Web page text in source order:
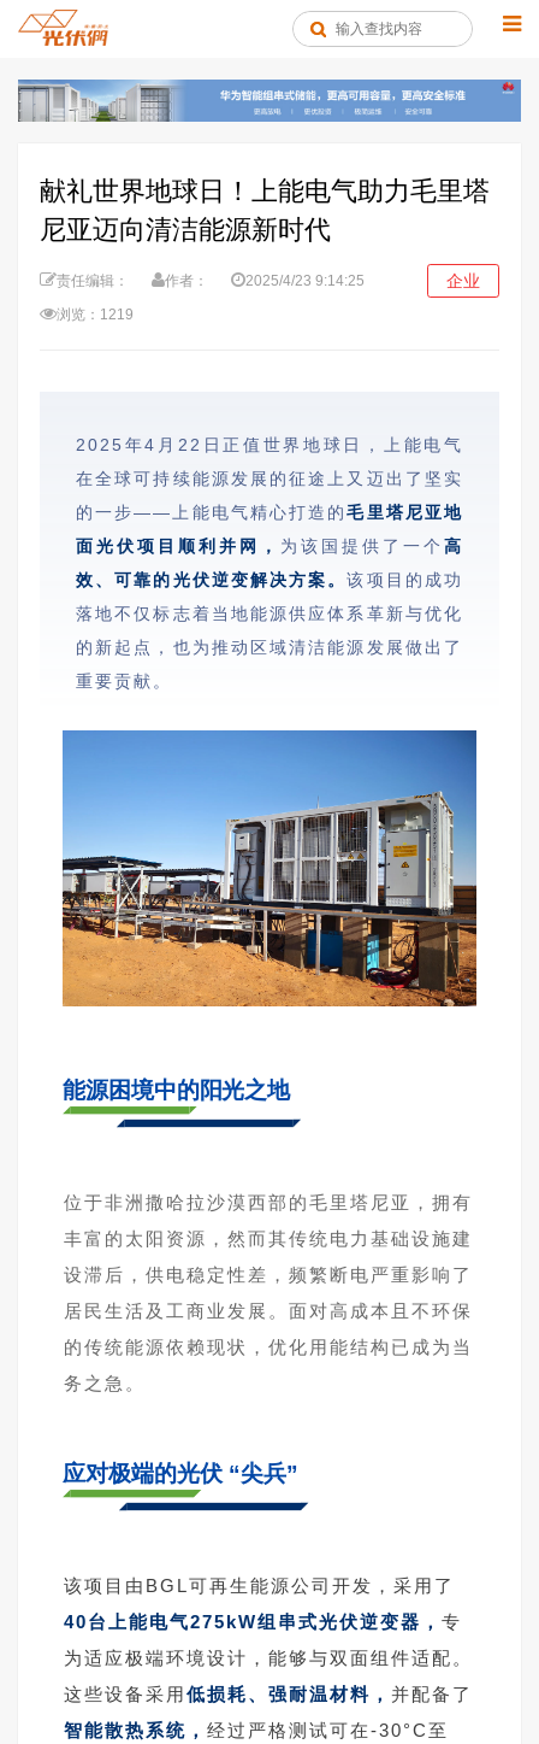
献礼世界地球日！上能电气助力毛里塔
尼亚迈向清洁能源新时代
责任编辑： 作者：
2025/4/23 9:14:25
浏览：1219
企业
2025年4月22日正值世界地球日，上能电气
在全球可持续能源发展的征途上又迈出了坚实
的一步——上能电气精心打造的毛里塔尼亚地
面光伏项目顺利并网， 为该国提供了一个 高
效、可靠的光伏逆变解决方案。该项目的成功
落地不仅标志着当地能源供应体系革新与优化
的新起点，也为推动区域清洁能源发展做出了
重要贡献。
能源困境中的阳光之地
位于非洲撒哈拉沙漠西部的毛里塔尼亚 ，拥有
丰富的太阳资源，然而其传统电力基础设施建
设滞后，供电稳定性差，频繁断电严重影响了
居民生活及工商业发展。面对高成本且不环保
的传统能源依赖现状，优化用能结构已成为当
务之急。
应对极端的光伏 “尖兵”
该项目由BGL可再生能源公司开发，采用了
40台上能电气275kW组串式光伏逆变器， 专
为适应极端环境设计，能够与双面组件适配。
这些设备采用低损耗、强耐温材料 ， 并配备了
智能散热系统， 经过严格测试可在-30°C至